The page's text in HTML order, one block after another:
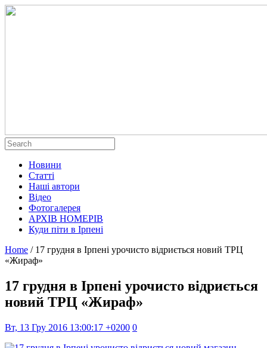
Новини
Статті
Наші автори
Відео
Фотогалерея
АРХІВ НОМЕРІВ
Куди піти в Ірпені
Home / 17 грудня в Ірпені урочисто відриється новий ТРЦ
«Жираф»
17 грудня в Ірпені урочисто відриється
новий ТРЦ «Жираф»
Вт, 13 Гру 2016 13:00:17 +0200 0